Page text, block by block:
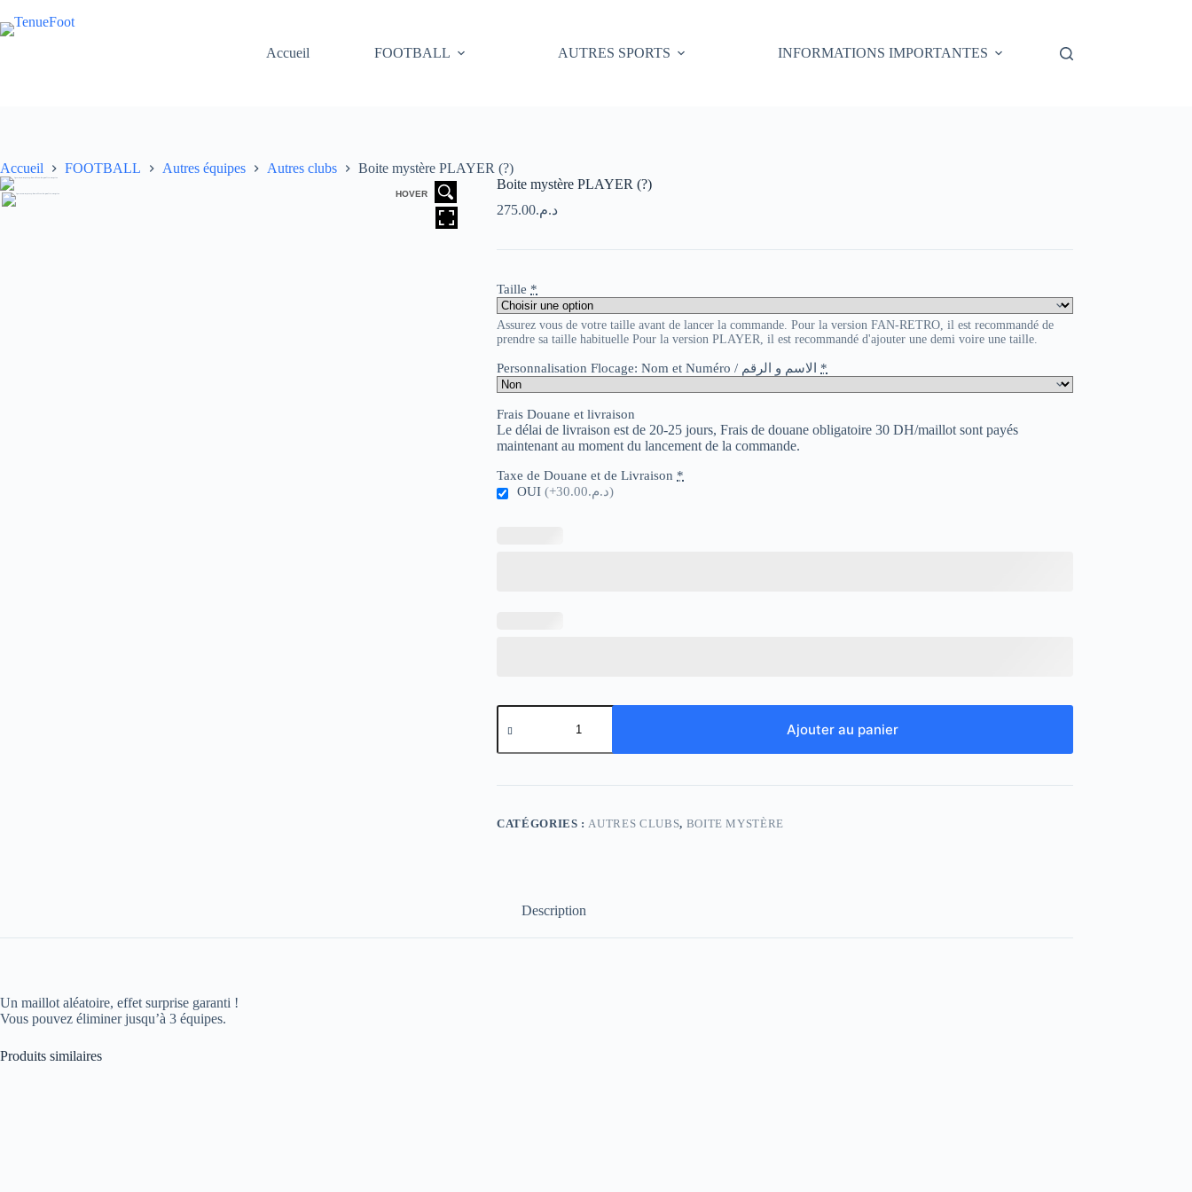
au
contenu
Accueil
FOOTBALL AUTRES SPORTS INFORMATIONS IMPORTANTES
Accueil FOOTBALL Autres équipes Autres clubs Boite mystère PLAYER (?)
HOVER
Boite mystère PLAYER (?)
د.م.275.00
Taille *
Assurez vous de votre taille avant de lancer la commande. Pour la version FAN-RETRO, il est recommandé de
prendre sa taille habituelle Pour la version PLAYER, il est recommandé d'ajouter une demi voire une taille.
Personnalisation Flocage: Nom et Numéro / الاسم و الرقم *
Frais Douane et livraison
Le délai de livraison est de 20-25 jours, Frais de douane obligatoire 30 DH/maillot sont payés
maintenant au moment du lancement de la commande.
Taxe de Douane et de Livraison *
OUI
(+د.م.30.00)
quantité
de
mystère
(?)
Ajouter au panier
CATÉGORIES :AUTRES CLUBS, BOITE MYSTÈRE
Description
Un maillot aléatoire, effet surprise garanti !
Vous pouvez éliminer jusqu’à 3 équipes.
Produits similaires